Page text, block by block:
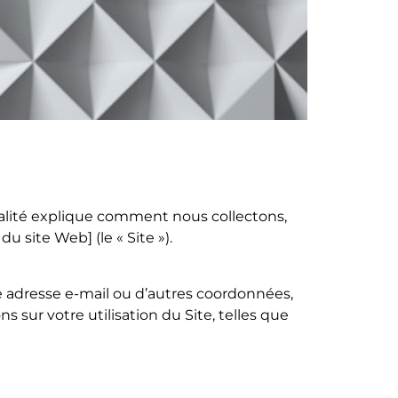
explique comment nous collectons,
site Web] (le « Site »).
e-mail ou d’autres coordonnées,
sur votre utilisation du Site, telles que